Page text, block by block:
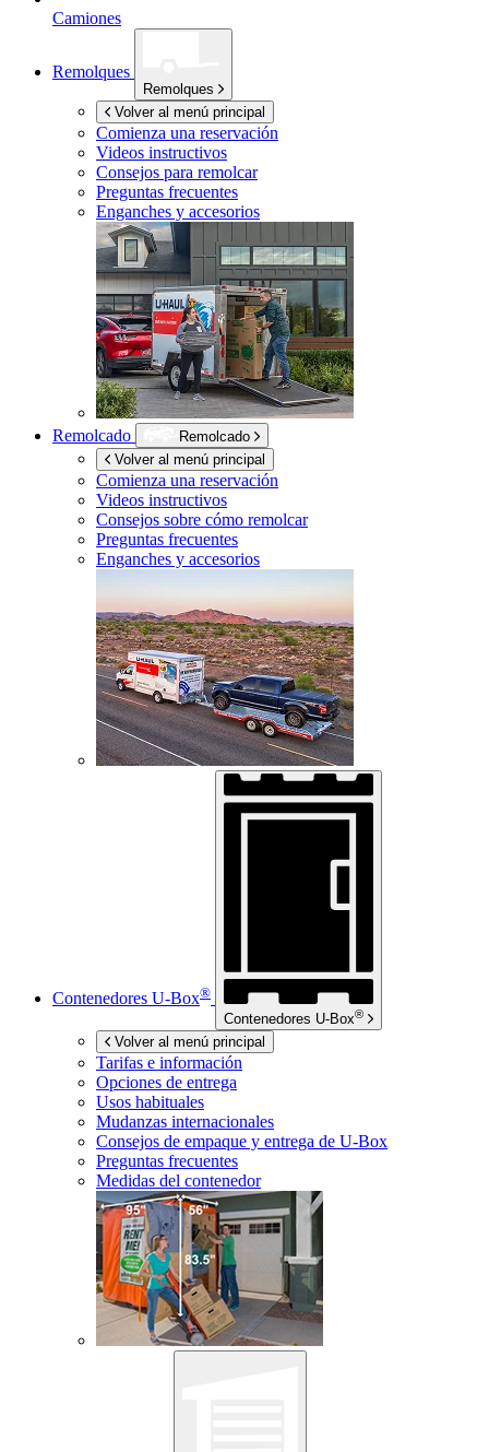
Camiones
Remolques
Remolques
Volver al menú principal
Comienza una reservación
Videos instructivos
Consejos para remolcar
Preguntas frecuentes
Enganches y accesorios
Remolcado
Remolcado
Volver al menú principal
Comienza una reservación
Videos instructivos
Consejos sobre cómo remolcar
Preguntas frecuentes
Enganches y accesorios
Contenedores U-Box®
Contenedores U-Box®
Volver al menú principal
Tarifas e información
Opciones de entrega
Usos habituales
Mudanzas internacionales
Consejos de empaque y entrega de U-Box
Preguntas frecuentes
Medidas del contenedor